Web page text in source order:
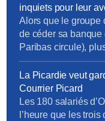
condamnés. Des
dure quelques
vers 10h, quatre
inquiets pour leur
Alors que le groupe
de céder sa
Paribas circule),
amiénois d’Orange
mardi 27 juin 2023,
27 juin, plusieurs
du devenir de
d’informations
La Picardie veut
Courrier Picard
Les 180 salariés
l’heure que les